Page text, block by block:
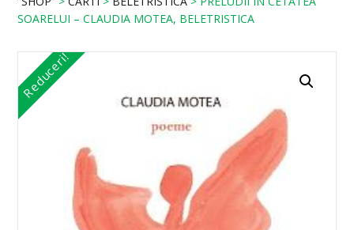
SOARELUI – CLAUDIA MOTEA, BELETRISTICA
Reduceri!